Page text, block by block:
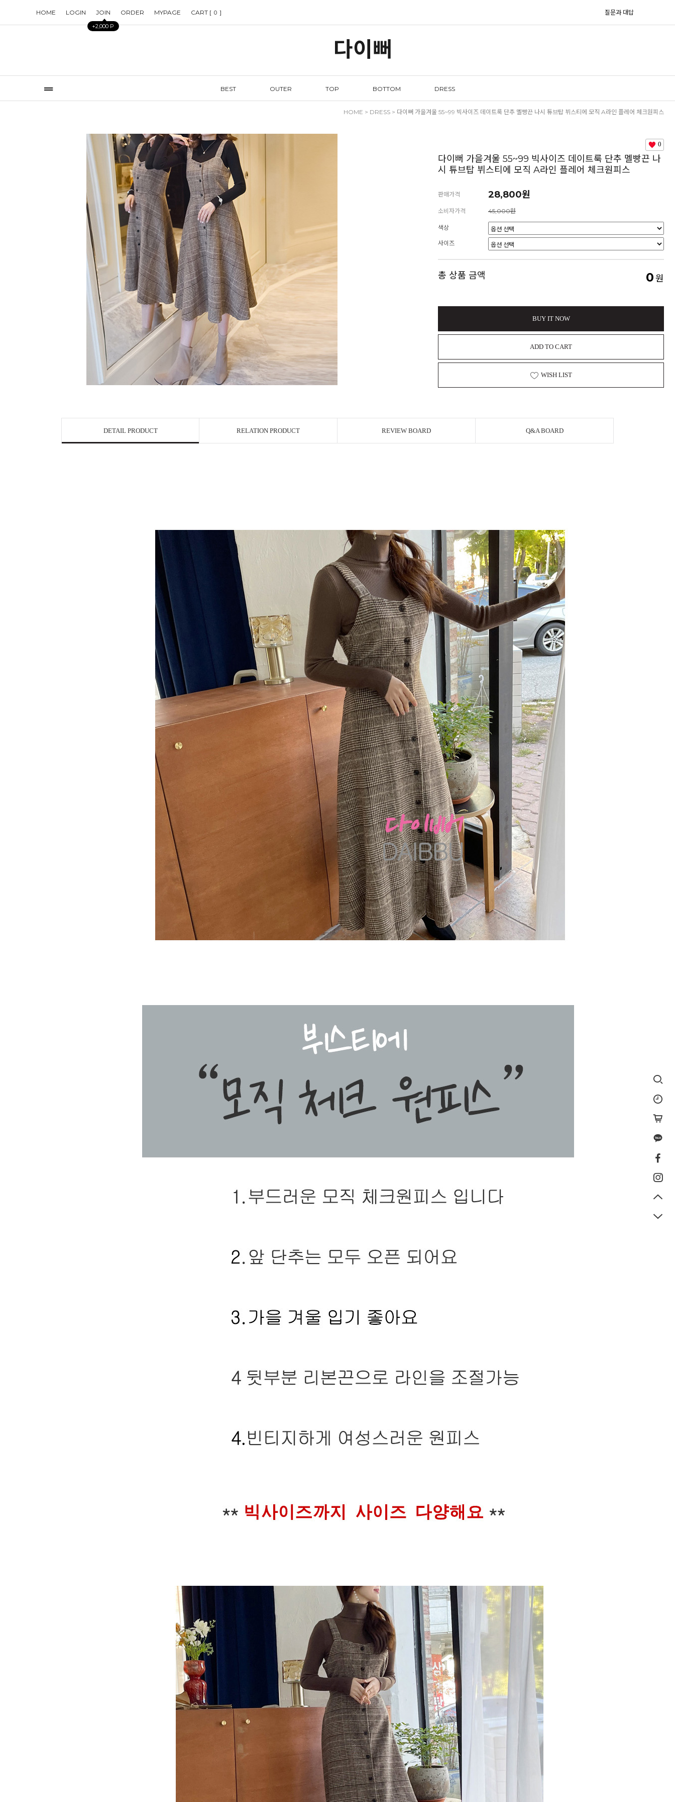
HOME LOGIN JOIN
+2,000 P
ORDER MYPAGE CART [ 0 ] 질문과 대답
다이뻐
BEST OUTER TOP BOTTOM DRESS
HOME > DRESS > 다이뻐 가을겨울 55~99 빅사이즈 데이트룩 단추 멜빵끈 나시 튜브탑 뷔스티에 모직 A라인 플레어 체크원피스
0
다이뻐 가을겨울 55~99 빅사이즈 데이트룩 단추 멜빵끈 나
시 튜브탑 뷔스티에 모직 A라인 플레어 체크원피스
판매가격 28,800원
소비자가격 45,000원
색상
사이즈
총 상품 금액 0원
BUY IT NOW
ADD TO CART
WISH LIST
DETAIL PRODUCT RELATION PRODUCT REVIEW BOARD Q&A BOARD